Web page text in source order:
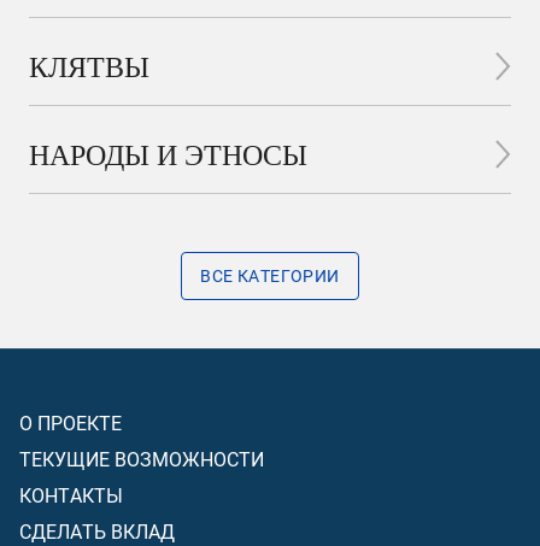
КЛЯТВЫ
НАРОДЫ И ЭТНОСЫ
ВСЕ КАТЕГОРИИ
О ПРОЕКТЕ
ТЕКУЩИЕ ВОЗМОЖНОСТИ
КОНТАКТЫ
СДЕЛАТЬ ВКЛАД